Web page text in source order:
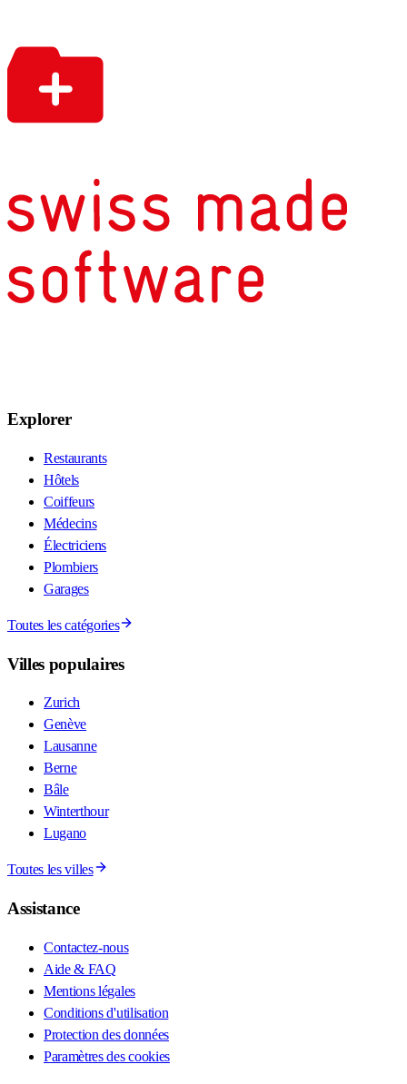
Explorer
Restaurants
Hôtels
Coiffeurs
Médecins
Électriciens
Plombiers
Garages
Toutes les catégories
Villes populaires
Zurich
Genève
Lausanne
Berne
Bâle
Winterthour
Lugano
Toutes les villes
Assistance
Contactez-nous
Aide & FAQ
Mentions légales
Conditions d'utilisation
Protection des données
Paramètres des cookies